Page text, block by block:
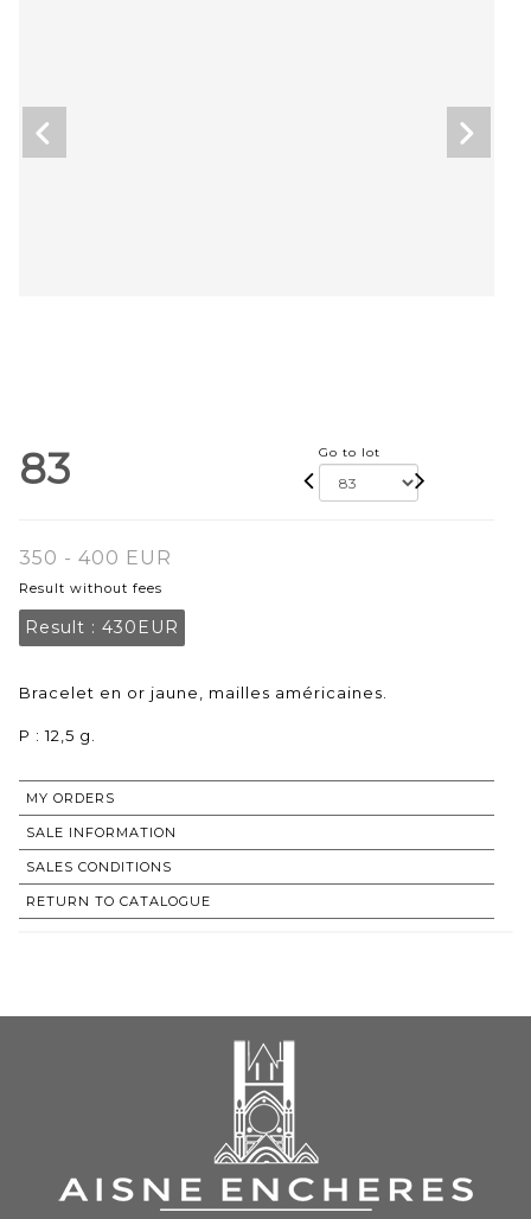
83 Go to lot
350 - 400 EUR
Result without fees
Result : 430EUR
Bracelet en or jaune, mailles américaines.
P : 12,5 g.
MY ORDERS
SALE INFORMATION
SALES CONDITIONS
RETURN TO CATALOGUE